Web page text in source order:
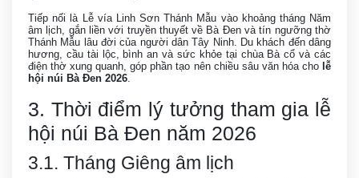
Tiếp nối là Lễ vía Linh Sơn Thánh Mẫu vào khoảng tháng Năm
âm lịch, gắn liền với truyền thuyết về Bà Đen và tín ngưỡng thờ
Thánh Mẫu lâu đời của người dân Tây Ninh. Du khách đến dâng
hương, cầu tài lộc, bình an và sức khỏe tại chùa Bà cổ và các
điện thờ xung quanh, góp phần tạo nên chiều sâu văn hóa cho lễ
hội núi Bà Đen 2026
3. Thời điểm lý tưởng tham gia lễ
hội núi Bà Đen năm 2026
3.1. Tháng Giêng âm lịch